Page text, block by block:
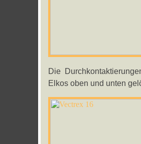
Die
Elkos oben und unten